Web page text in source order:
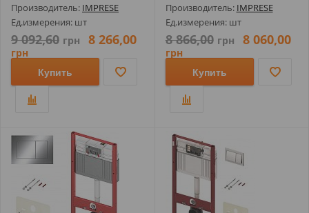
Производитель: IMPRESE
Ед.измерения: шт
9 092,60 грн 8 266,00
грн
Купить
Производитель: IMPRESE
Ед.измерения: шт
8 866,00 грн 8 060,00
грн
Купить